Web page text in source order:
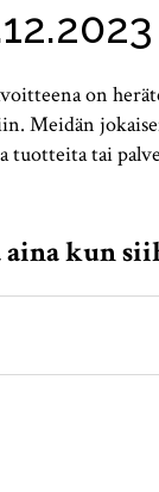
on
Meidän
tuotteita tai
kun